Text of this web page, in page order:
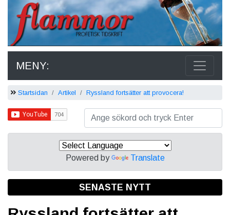
MENY:
Startsidan Artikel Ryssland fortsätter att provocera!
Powered by Translate
SENASTE NYTT